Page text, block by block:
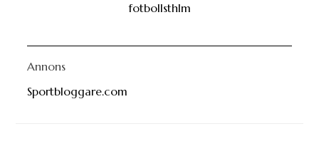
fotbollsthlm
Annons
Sportbloggare.com